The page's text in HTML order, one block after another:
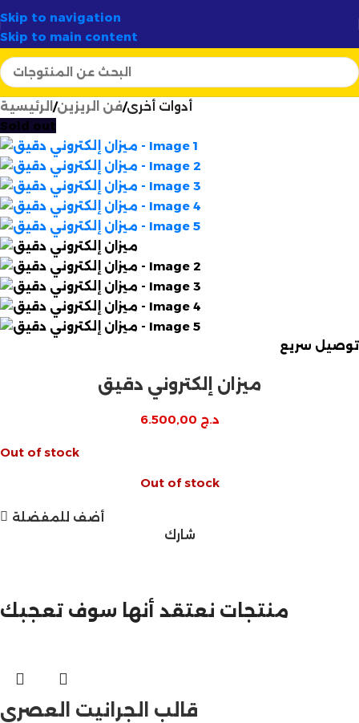
Skip to navigation
Skip to main content
✨الوجهة الأولى لصناع الشموع في الجزائر
الرئيسية فن الريزين أدوات أخرى
Sold out
توصيل سريع
ميزان إلكتروني دقيق
د.ج
Out of stock
Out of stock
أضف للمفضلة
شارك
تخفيضات نهاية السنة
منتجات نعتقد أنها سوف تعجبك
قالب الجرانيت العصري